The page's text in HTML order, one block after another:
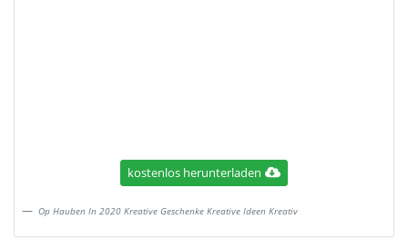
kostenlos herunterladen
Op Hauben In 2020 Kreative Geschenke Kreative Ideen Kreativ